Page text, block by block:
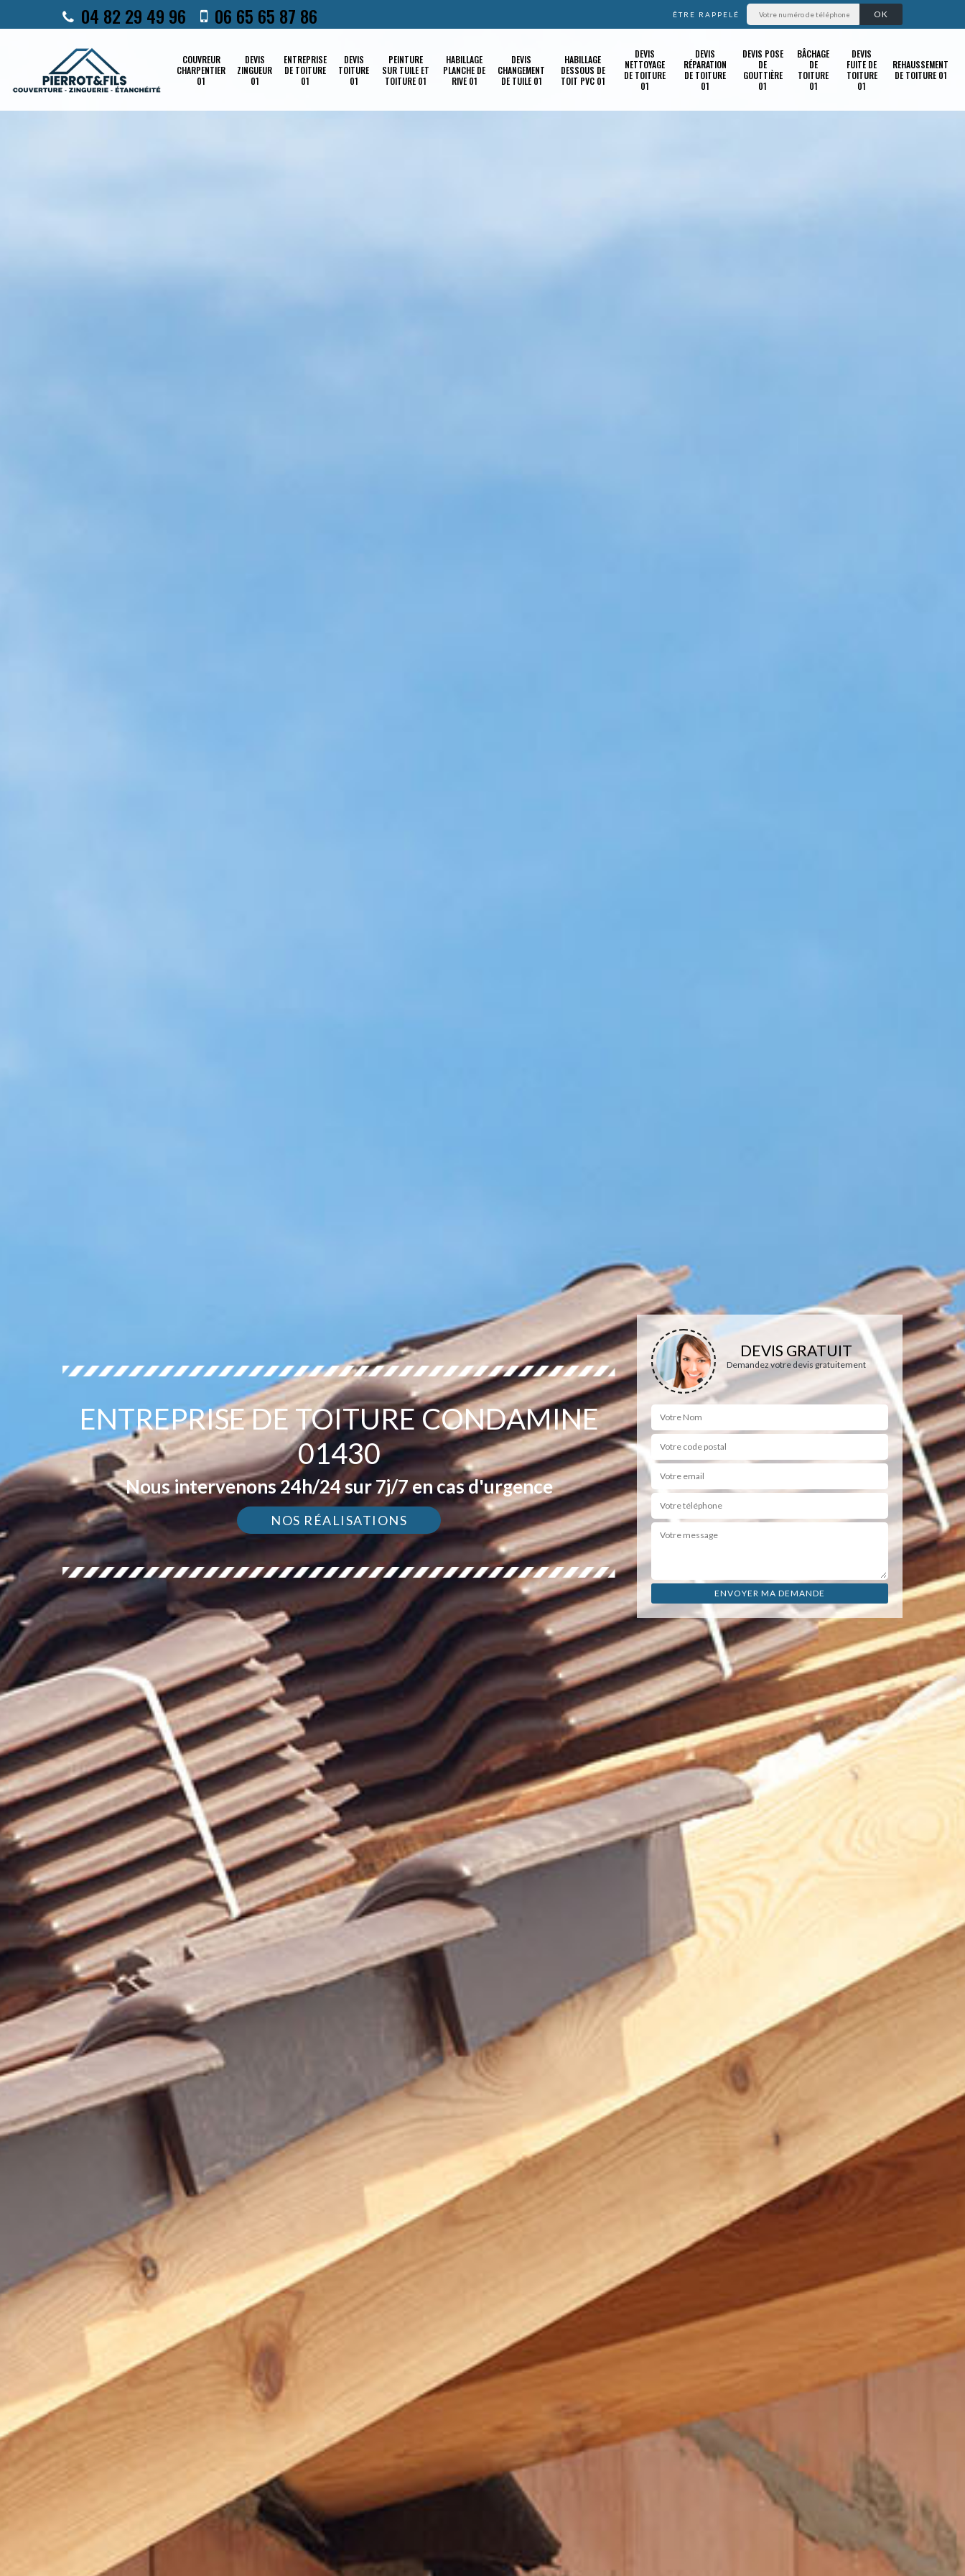
04 82 29 49 96 06 65 65 87 86 ÊTRE RAPPELÉ
COUVREUR
CHARPENTIER
01
DEVIS
ZINGUEUR
01
ENTREPRISE
DE TOITURE
01
DEVIS
TOITURE
01
PEINTURE
SUR TUILE ET
TOITURE 01
HABILLAGE
PLANCHE DE
RIVE 01
DEVIS
CHANGEMENT
DE TUILE 01
HABILLAGE
DESSOUS DE
TOIT PVC 01
DEVIS
NETTOYAGE
DE TOITURE
01
DEVIS
RÉPARATION
DE TOITURE
01
DEVIS POSE
DE
GOUTTIÈRE
01
BÂCHAGE
DE
TOITURE
01
DEVIS
FUITE DE
TOITURE
01
REHAUSSEMENT
DE TOITURE 01
ENTREPRISE DE TOITURE CONDAMINE
01430
Nous intervenons 24h/24 sur 7j/7 en cas d'urgence
NOS RÉALISATIONS
DEVIS GRATUIT
Demandez votre devis gratuitement